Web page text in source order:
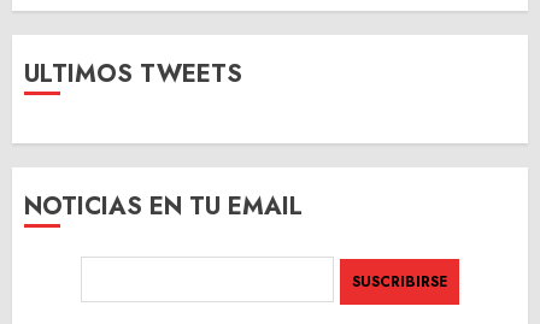
ULTIMOS TWEETS
NOTICIAS EN TU EMAIL